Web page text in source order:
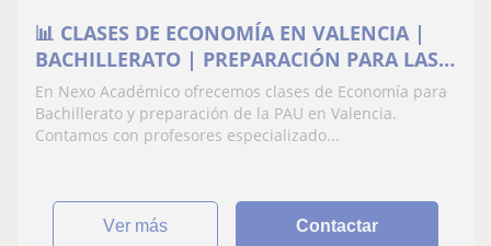
📊 CLASES DE ECONOMÍA EN VALENCIA |
BACHILLERATO | PREPARACIÓN PARA LAS
PAU
En Nexo Académico ofrecemos clases de Economía para
Bachillerato y preparación de la PAU en Valencia.
Contamos con profesores especializado...
ver más Contactar